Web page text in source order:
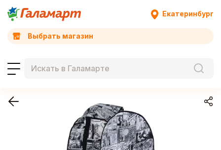
Екатеринбург
Выбрать магазин